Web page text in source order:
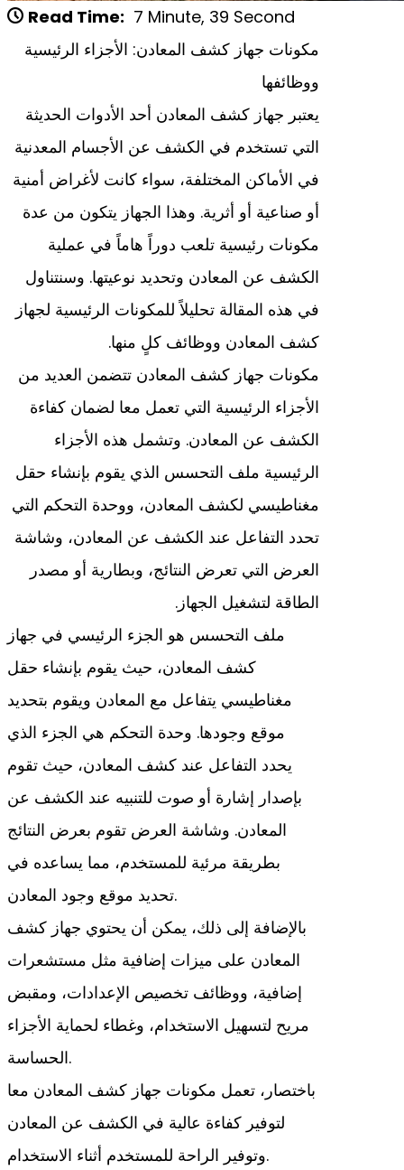
Read Time: 7 Minute, 39 Second
مكونات جهاز كشف المعادن: الأجزاء الرئيسية
ووظائفها
يعتبر جهاز كشف المعادن أحد الأدوات الحديثة
التي تستخدم في الكشف عن الأجسام المعدنية
في الأماكن المختلفة، سواء كانت لأغراض أمنية
أو صناعية أو أثرية. وهذا الجهاز يتكون من عدة
مكونات رئيسية تلعب دوراً هاماً في عملية
الكشف عن المعادن وتحديد نوعيتها. وسنتناول
في هذه المقالة تحليلاً للمكونات الرئيسية لجهاز
كشف المعادن ووظائف كلٍ منها.
مكونات جهاز كشف المعادن تتضمن العديد من
الأجزاء الرئيسية التي تعمل معا لضمان كفاءة
الكشف عن المعادن. وتشمل هذه الأجزاء
الرئيسية ملف التحسس الذي يقوم بإنشاء حقل
مغناطيسي لكشف المعادن، ووحدة التحكم التي
تحدد التفاعل عند الكشف عن المعادن، وشاشة
العرض التي تعرض النتائج، وبطارية أو مصدر
الطاقة لتشغيل الجهاز.
ملف التحسس هو الجزء الرئيسي في جهاز
كشف المعادن، حيث يقوم بإنشاء حقل
مغناطيسي يتفاعل مع المعادن ويقوم بتحديد
موقع وجودها. وحدة التحكم هي الجزء الذي
يحدد التفاعل عند كشف المعادن، حيث تقوم
بإصدار إشارة أو صوت للتنبيه عند الكشف عن
المعادن. وشاشة العرض تقوم بعرض النتائج
بطريقة مرئية للمستخدم، مما يساعده في
تحديد موقع وجود المعادن.
بالإضافة إلى ذلك، يمكن أن يحتوي جهاز كشف
المعادن على ميزات إضافية مثل مستشعرات
إضافية، ووظائف تخصيص الإعدادات، ومقبض
مريح لتسهيل الاستخدام، وغطاء لحماية الأجزاء
الحساسة.
باختصار، تعمل مكونات جهاز كشف المعادن معا
لتوفير كفاءة عالية في الكشف عن المعادن
وتوفير الراحة للمستخدم أثناء الاستخدام.